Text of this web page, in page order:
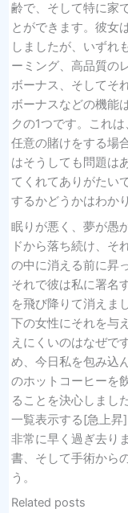
齢で、そして特に家
とができます。彼女
しましたが、いずれ
ーミング、高品質の
ボーナス、そしてそ
ボーナスなどの機能
クの1つです。これ
任意の賭けをする場
はそうしても問題は
てくれてありがたい
するかどうかはわか
眠りが悪く、夢が愚
ドから落ち続け、そ
の中に消える前に昇
それで彼は私に署名
を飛び降りて消えま
下の女性にそれを与
えにくいのはなぜで
め、今日私を包み込
のホットコーヒーを
ることを決心しまし
一覧表示する[急上昇
非常に早く過ぎ去り
書、そして手術から
う。
Related posts